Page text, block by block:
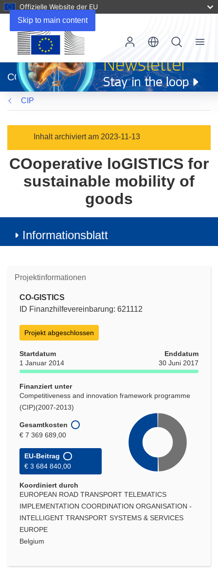
Skip to main content
Offizielle Website der EU
neuem
Fenster)
CORDIS
Menu
CIP
Inhalt archiviert am 2023-11-13
COoperative loGISTICS for
sustainable mobility of
goods
Informationsblatt
Projektinformationen
CO-GISTICS
ID Finanzhilfevereinbarung: 621112
Projekt abgeschlossen
Startdatum
1 Januar 2014
Enddatum
30 Juni 2017
Finanziert unter
Competitiveness and innovation framework programme
(CIP)(2007-2013)
Gesamtkosten
€ 7 369 689,00
EU-Beitrag
€ 3 684 840,00
Koordiniert durch
EUROPEAN ROAD TRANSPORT TELEMATICS
IMPLEMENTATION COORDINATION ORGANISATION -
INTELLIGENT TRANSPORT SYSTEMS & SERVICES
EUROPE
Belgium